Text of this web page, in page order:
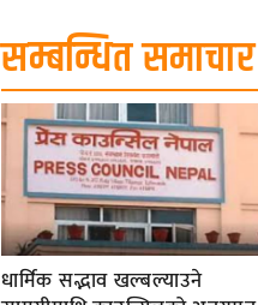
सम्बन्धित समाचार
धार्मिक सद्भाव खल्बल्याउने